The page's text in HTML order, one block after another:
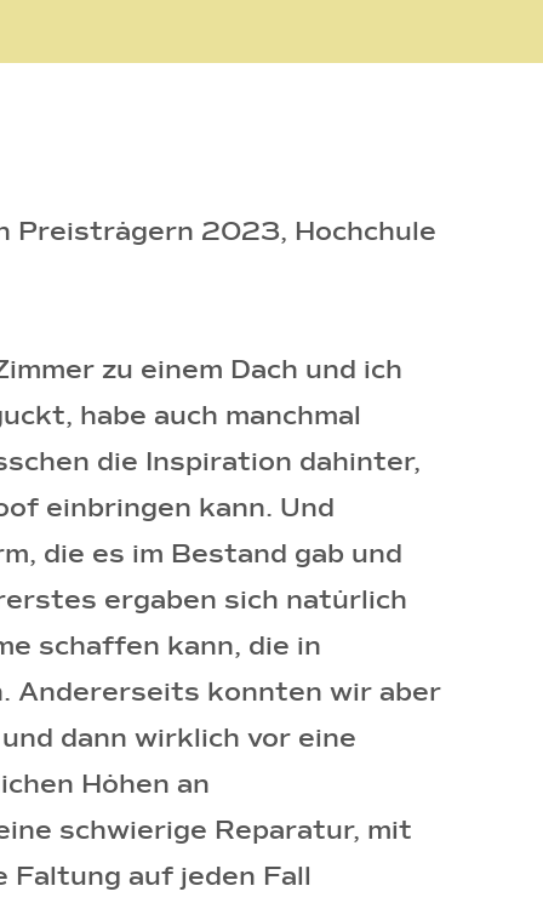
Preisträgern 2023, Hochchule
zu einem Dach und ich
habe auch manchmal
die Inspiration dahinter,
einbringen kann. Und
die es im Bestand gab und
ergaben sich natürlich
schaffen kann, die in
Andererseits konnten wir aber
dann wirklich vor eine
Höhen an
schwierige Reparatur, mit
Faltung auf jeden Fall